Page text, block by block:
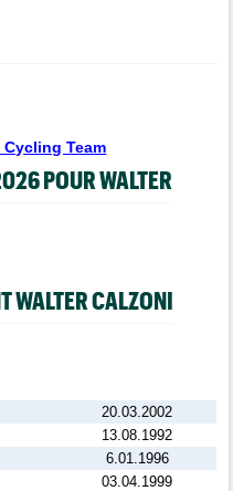
Cycling Team
POUR WALTER
WALTER CALZONI
20.03.2002
13.08.1992
6.01.1996
03.04.1999